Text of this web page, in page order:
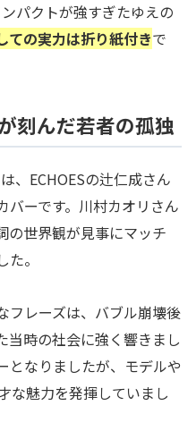
パクトが強すぎたゆえの
ての実力は折り紙付きで
刻んだ若者の孤独
、ECHOESの辻仁成さん
バーです。川村カオリさん
の世界観が見事にマッチ
。
フレーズは、バブル崩壊後
当時の社会に強く響きまし
となりましたが、モデルや
な魅力を発揮していまし